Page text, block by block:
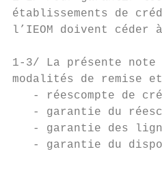
établissements de
l’IEOM doivent céder
1-3/ La présente
modalités de remise
- réescompte de
- garantie du
- garantie des
- garantie du